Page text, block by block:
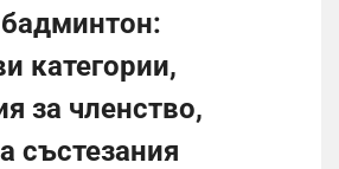
категории,
за членство,
състезания